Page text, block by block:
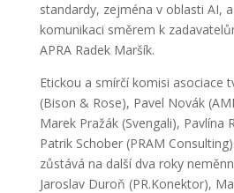
standardy, zejména v oblasti AI,
komunikaci směrem k
APRA Radek Maršík.
Etickou a smírčí komisi asociace
(Bison & Rose), Pavel Novák
Marek Pražák (Svengali), Pavlína
Patrik Schober (PRAM
zůstává na další dva roky
Jaroslav Duroň (PR.Konektor),